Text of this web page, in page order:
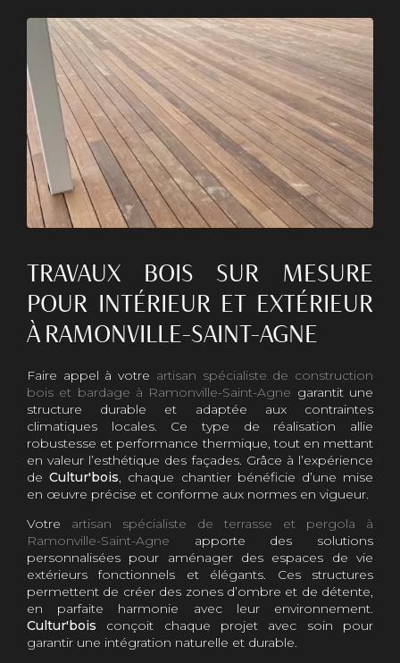
TRAVAUX BOIS SUR MESURE
POUR INTÉRIEUR ET EXTÉRIEUR
À RAMONVILLE-SAINT-AGNE
Faire appel à votre artisan spécialiste de construction
bois et bardage à Ramonville-Saint-Agne garantit une
structure durable et adaptée aux contraintes
climatiques locales. Ce type de réalisation allie
robustesse et performance thermique, tout en mettant
en valeur l’esthétique des façades. Grâce à l’expérience
deCultur'bois, chaque chantier bénéficie d’une mise
en œuvre précise et conforme aux normes en vigueur.
Votre artisan spécialiste de terrasse et pergola à
Ramonville-Saint-Agne apporte des solutions
personnalisées pour aménager des espaces de vie
extérieurs fonctionnels et élégants. Ces structures
permettent de créer des zones d’ombre et de détente,
en parfaite harmonie avec leur environnement.
Cultur'bois conçoit chaque projet avec soin pour
garantir une intégration naturelle et durable.